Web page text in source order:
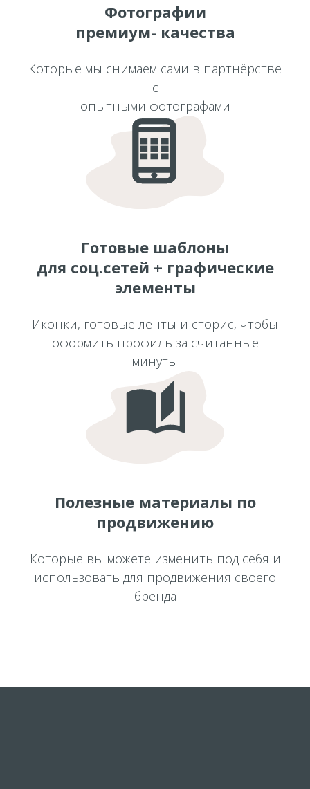
Фотографии
премиум- качества
Которые мы снимаем сами в партнёрстве
с
опытными фотографами
Готовые шаблоны
для соц.сетей + графические
элементы
Иконки, готовые ленты и сторис, чтобы
оформить профиль за считанные
минуты
Полезные материалы по
продвижению
Которые вы можете изменить под себя и
использовать для продвижения своего
бренда